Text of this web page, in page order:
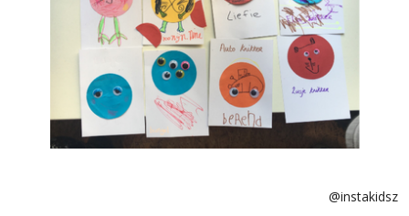
@instakidsz